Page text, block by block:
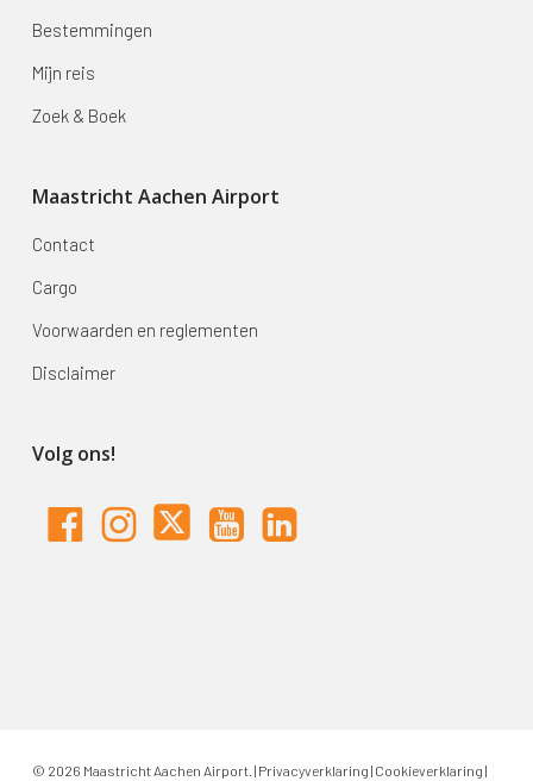
Bestemmingen
Mijn reis
Zoek & Boek
Maastricht Aachen Airport
Contact
Cargo
Voorwaarden en reglementen
Disclaimer
Volg ons!
© 2026 Maastricht Aachen Airport. |Privacyverklaring | Cookieverklaring |